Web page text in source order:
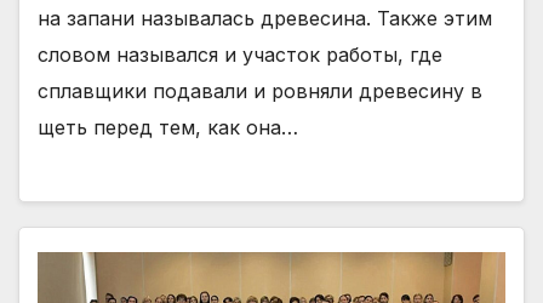
на запани называлась древесина. Также этим
словом назывался и участок работы, где
сплавщики подавали и ровняли древесину в
щеть перед тем, как она…